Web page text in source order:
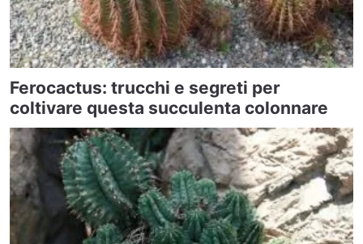
Ferocactus: trucchi e segreti per
coltivare questa succulenta colonnare